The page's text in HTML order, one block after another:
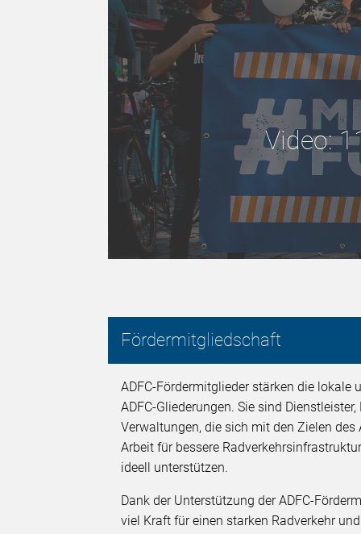
Video:
Fördermitgliedschaft
ADFC-Fördermitglieder stärken die lokale
ADFC-Gliederungen. Sie sind
Verwaltungen, die sich mit den Zielen des
Arbeit für bessere
ideell unterstützen.
Dank der Unterstützung der ADFC-
viel Kraft für einen starken Radverkehr